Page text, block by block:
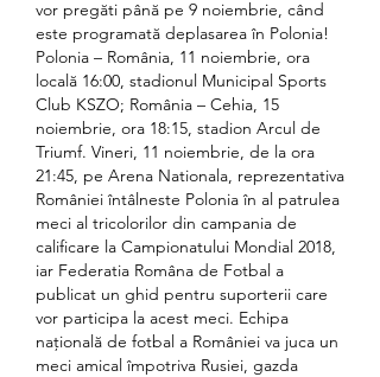
vor pregăti până pe 9 noiembrie, când
este programată deplasarea în Polonia!
Polonia – România, 11 noiembrie, ora
locală 16:00, stadionul Municipal Sports
Club KSZO; România – Cehia, 15
noiembrie, ora 18:15, stadion Arcul de
Triumf. Vineri, 11 noiembrie, de la ora
21:45, pe Arena Nationala, reprezentativa
României întâlneste Polonia în al patrulea
meci al tricolorilor din campania de
calificare la Campionatului Mondial 2018,
iar Federatia Româna de Fotbal a
publicat un ghid pentru suporterii care
vor participa la acest meci. Echipa
națională de fotbal a României va juca un
meci amical împotriva Rusiei, gazda